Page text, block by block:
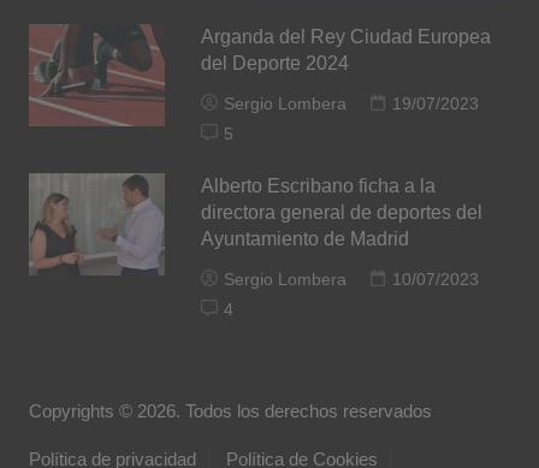
Arganda del Rey Ciudad Europea
del Deporte 2024
Sergio Lombera
19/07/2023
5
Alberto Escribano ficha a la
directora general de deportes del
Ayuntamiento de Madrid
Sergio Lombera
10/07/2023
4
Copyrights © 2026. Todos los derechos reservados
Política de privacidad Política de Cookies